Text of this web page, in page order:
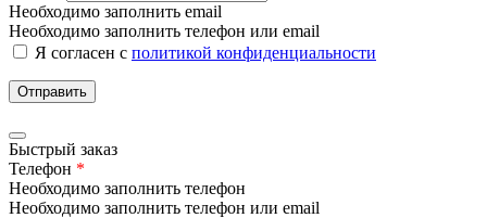
Необходимо заполнить email
Необходимо заполнить телефон или email
Я согласен с политикой конфиденциальности
Отправить
Быстрый заказ
Телефон *
Необходимо заполнить телефон
Необходимо заполнить телефон или email